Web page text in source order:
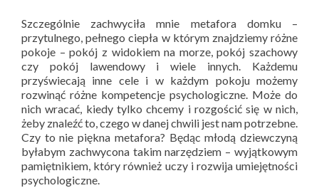
Szczególnie zachwyciła mnie metafora domku –
przytulnego, pełnego ciepła w którym znajdziemy różne
pokoje – pokój z widokiem na morze, pokój szachowy
czy pokój lawendowy i wiele innych. Każdemu
przyświecają inne cele i w każdym pokoju możemy
rozwinąć różne kompetencje psychologiczne. Może do
nich wracać, kiedy tylko chcemy i rozgościć się w nich,
żeby znaleźć to, czego w danej chwili jest nam potrzebne.
Czy to nie piękna metafora? Będąc młodą dziewczyną
byłabym zachwycona takim narzędziem – wyjątkowym
pamiętnikiem, który również uczy i rozwija umiejętności
psychologiczne.